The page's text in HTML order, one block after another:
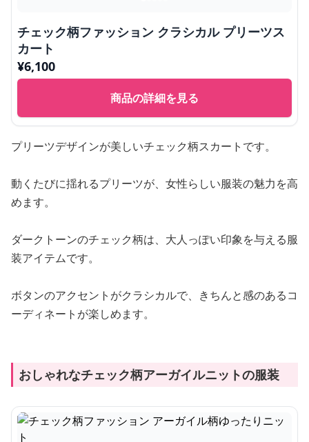
チェック柄ファッション クラシカル プリーツス
カート
¥6,100
商品の詳細を見る
プリーツデザインが美しいチェック柄スカートです。
動くたびに揺れるプリーツが、女性らしい服装の魅力を高
めます。
ダークトーンのチェック柄は、大人っぽい印象を与える服
装アイテムです。
ボタンのアクセントがクラシカルで、きちんと感のあるコ
ーディネートが楽しめます。
おしゃれなチェック柄アーガイルニットの服装